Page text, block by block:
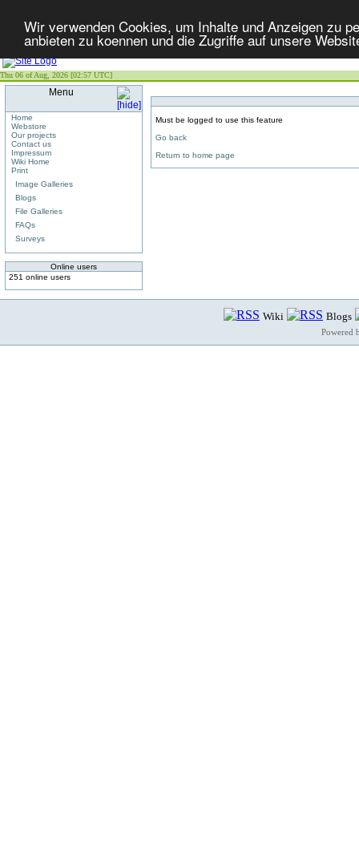
Wir verwenden Cookies, um Inhalte und Anzeigen zu
anbieten zu koennen und die Zugriffe auf unsere
Thu 06 of Aug, 2026 [02:57 UTC]
Menu
Home
Webstore
Our projects
Contact us
Impressum
Wiki Home
Print
Image Galleries
Blogs
File Galleries
FAQs
Surveys
Online users
251 online users
Must be logged to use this feature
Go back
Return to home page
Wiki Blogs
Powered